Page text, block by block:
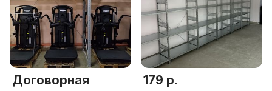
Договорная 179 р.